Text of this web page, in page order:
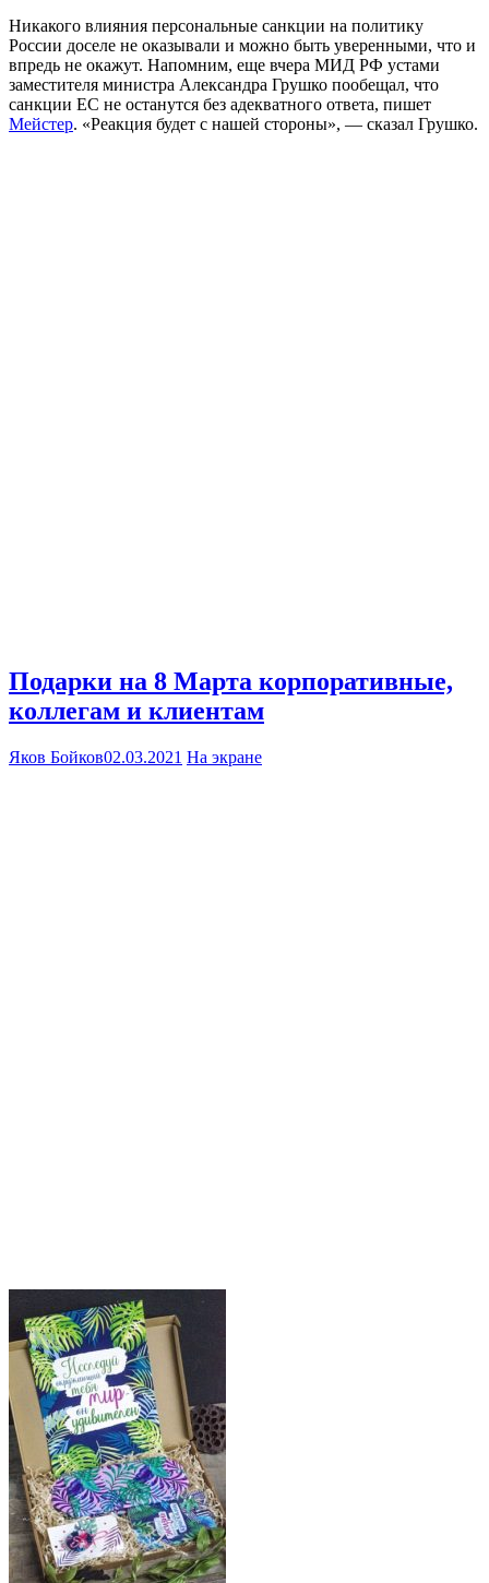
Никакого влияния персональные санкции на политику
России доселе не оказывали и можно быть уверенными, что и
впредь не окажут. Напомним, еще вчера МИД РФ устами
заместителя министра Александра Грушко пообещал, что
санкции ЕС не останутся без адекватного ответа, пишет
Мейстер. «Реакция будет с нашей стороны», — сказал Грушко.
Подарки на 8 Марта корпоративные,
коллегам и клиентам
Яков Бойков02.03.2021 На экране